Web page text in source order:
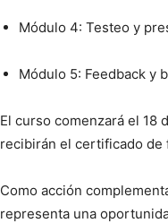
Módulo 4: Testeo y
Módulo 5: Feedback y
El curso comenzará el 18
recibirán el certificado de
Como acción
representa una